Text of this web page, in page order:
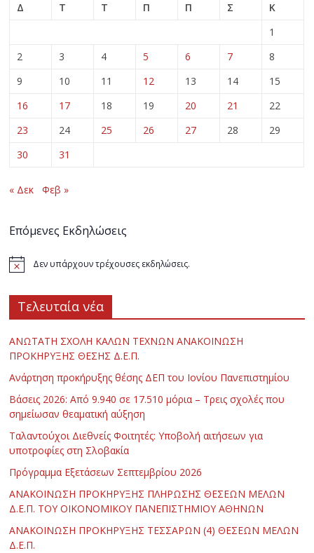
Δ
Τ Τ Π Π Σ
Κ
1
2
3 4 5 6 7
8
9
10 11 12 13 14
15
16
17 18 19 20 21
22
23
24 25 26 27 28
29
30
31
« Δεκ Φεβ »
Επόμενες Εκδηλώσεις
Δεν υπάρχουν τρέχουσες εκδηλώσεις.
Τελευταία νέα
ΑΝΩΤΑΤΗ ΣΧΟΛΗ ΚΑΛΩΝ ΤΕΧΝΩΝ ΑΝΑΚΟΙΝΩΣΗ
ΠΡΟΚΗΡΥΞΗΣ ΘΕΣΗΣ Δ.Ε.Π.
Ανάρτηση προκήρυξης θέσης ΔΕΠ του Ιονίου Πανεπιστημίου
Βάσεις 2026: Από 9.940 σε 17.510 μόρια – Τρεις σχολές που
σημείωσαν θεαματική αύξηση
Ταλαντούχοι Διεθνείς Φοιτητές: Υποβολή αιτήσεων για
υποτροφίες στη Σλοβακία
Πρόγραμμα Εξετάσεων Σεπτεμβρίου 2026
ΑΝΑΚΟΙΝΩΣΗ ΠΡΟΚΗΡΥΞΗΣ ΠΛΗΡΩΣΗΣ ΘΕΣΕΩΝ ΜΕΛΩΝ
Δ.Ε.Π. ΤΟΥ ΟΙΚΟΝΟΜΙΚΟΥ ΠΑΝΕΠΙΣΤΗΜΙΟΥ ΑΘΗΝΩΝ
ΑΝΑΚΟΙΝΩΣΗ ΠΡΟΚΗΡΥΞΗΣ ΤΕΣΣΑΡΩΝ (4) ΘΕΣΕΩΝ ΜΕΛΩΝ
Δ.Ε.Π.